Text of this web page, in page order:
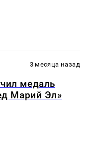
3 месяца назад
медаль
Марий Эл»